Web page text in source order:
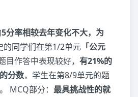
5分率相较去年变化不大，为
的同学们在第1/2单元 「公元
目作答中表现较好， 有21%的
分数，学生在第8/9单元的题
MCQ部分： 最具挑战性的就